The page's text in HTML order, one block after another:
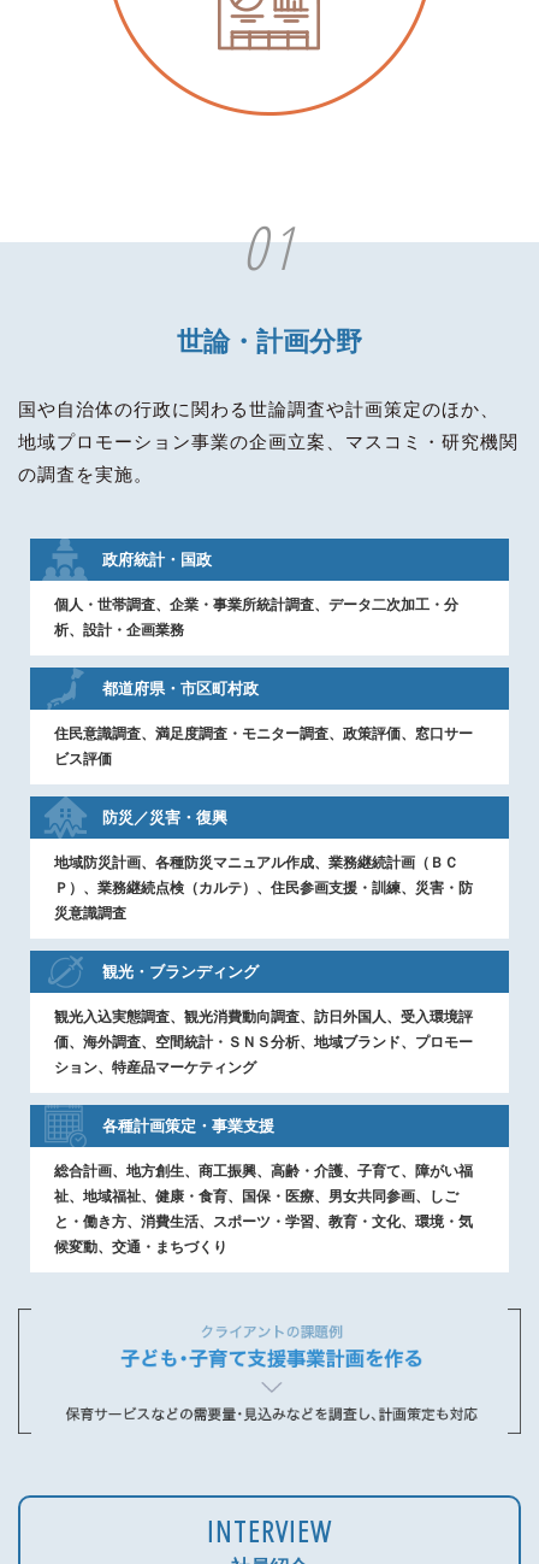
01
世論・計画分野
国や自治体の行政に関わる世論調査や計画策定のほか、
地域プロモーション事業の企画立案、マスコミ・研究機関
の調査を実施。
政府統計・ 国政
個人・世帯調査、企業・事業所統計調査、データ二次加工・分
析、設計・企画業務
都道府県・ 市区町村政
住民意識調査、満足度調査・モニター調査、政策評価、窓口サー
ビス評価
防災／災害 ・ 復興
地域防災計画、各種防災マニュアル作成、業務継続計画（ＢＣ
Ｐ）、業務継続点検（カルテ）、住民参画支援・訓練、災害・防
災意識調査
観光 ・ ブランディング
観光入込実態調査、観光消費動向調査、訪日外国人、受入環境評
価、海外調査、空間統計・ＳＮＳ分析、地域ブランド、プロモー
ション、特産品マーケティング
各種計画策定 ・ 事業支援
総合計画、地方創生、商工振興、高齢・介護、子育て、障がい福
祉、地域福祉、健康・食育、国保・医療、男女共同参画、しご
と・働き方、消費生活、スポーツ・学習、教育・文化、環境・気
候変動、交通・まちづくり
INTERVIEW